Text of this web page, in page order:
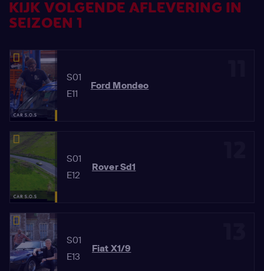
KIJK VOLGENDE AFLEVERING IN
SEIZOEN 1
S01
E11
Ford Mondeo
S01
E12
Rover Sd1
S01
E13
Fiat X1/9